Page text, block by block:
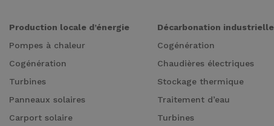
Production locale d’énergie
Pompes à chaleur
Cogénération
Turbines
Panneaux solaires
Carport solaire
Décarbonation industrielle
Cogénération
Chaudières électriques
Stockage thermique
Traitement d’eau
Turbines